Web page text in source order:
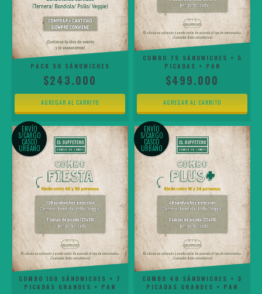
PACK 50 SÁNDWICHES
$243.000
COMBO 75 SÁNDWICHES + 5
PICADAS + PAN
$499.000
ENVÍO
S/CARGO
CASCO
URBANO
COMBO 100 SÁNDWICHES + 7
PICADAS GRANDES + PAN
ENVÍO
S/CARGO
CASCO
URBANO
COMBO 48 SÁNDWICHES + 3
PICADAS GRANDES + PAN